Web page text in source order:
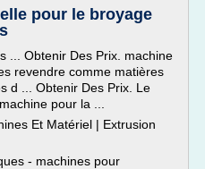
pour le broyage
... Obtenir Des Prix. machine
revendre comme matières
d ... Obtenir Des Prix. Le
pour la ...
Et Matériel | Extrusion
- machines pour